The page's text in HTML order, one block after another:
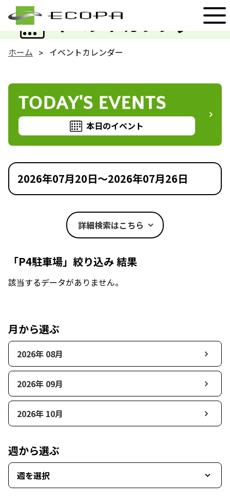
イベントカレンダー
EVENT
ホーム イベントカレンダー
TODAY'S EVENTS
本日のイベント
2026年07月20日～2026年07月26日
詳細検索はこちら
「P4駐車場」絞り込み 結果
該当するデータがありません。
月から選ぶ
2026年 08月
2026年 09月
2026年 10月
週から選ぶ
週を選択